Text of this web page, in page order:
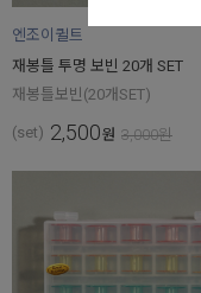
엔조이퀼트
재봉틀 투명 보빈 20개 SET
재봉틀보빈(20개SET)
(set) 2,500원 3,000원